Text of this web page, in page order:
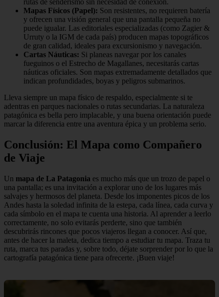
Mapas Físicos (Papel): Son resistentes, no requieren batería
y ofrecen una visión general que una pantalla pequeña no
puede igualar. Las editoriales especializadas (como Zagier &
Urruty o la IGM de cada país) producen mapas topográficos
de gran calidad, ideales para excursionismo y navegación.
Cartas Náuticas: Si planeas navegar por los canales
fueguinos o el Estrecho de Magallanes, necesitarás cartas
náuticas oficiales. Son mapas extremadamente detallados que
indican profundidades, boyas y peligros submarinos.
Lleva siempre un mapa físico de respaldo, especialmente si te
adentras en parques nacionales o rutas secundarias. La naturaleza
patagónica es bella pero implacable, y una buena orientación puede
marcar la diferencia entre una aventura épica y un problema serio.
Conclusión: El Mapa como Compañero
de Viaje
Un mapa de La Patagonia es mucho más que un trozo de papel o
una pantalla; es una invitación a explorar uno de los lugares más
salvajes y hermosos del planeta. Desde los imponentes picos de los
Andes hasta la soledad infinita de la estepa, cada línea, cada curva y
cada símbolo en el mapa te cuenta una historia. Al aprender a leerlo
correctamente, no solo evitarás perderte, sino que también
descubrirás rincones que pocos viajeros llegan a conocer. Así que,
antes de hacer la maleta, dedica tiempo a estudiar tu mapa. Traza tu
ruta, marca tus paradas y, sobre todo, déjate sorprender por lo que la
cartografía patagónica tiene para ofrecerte. ¡Buen viaje!